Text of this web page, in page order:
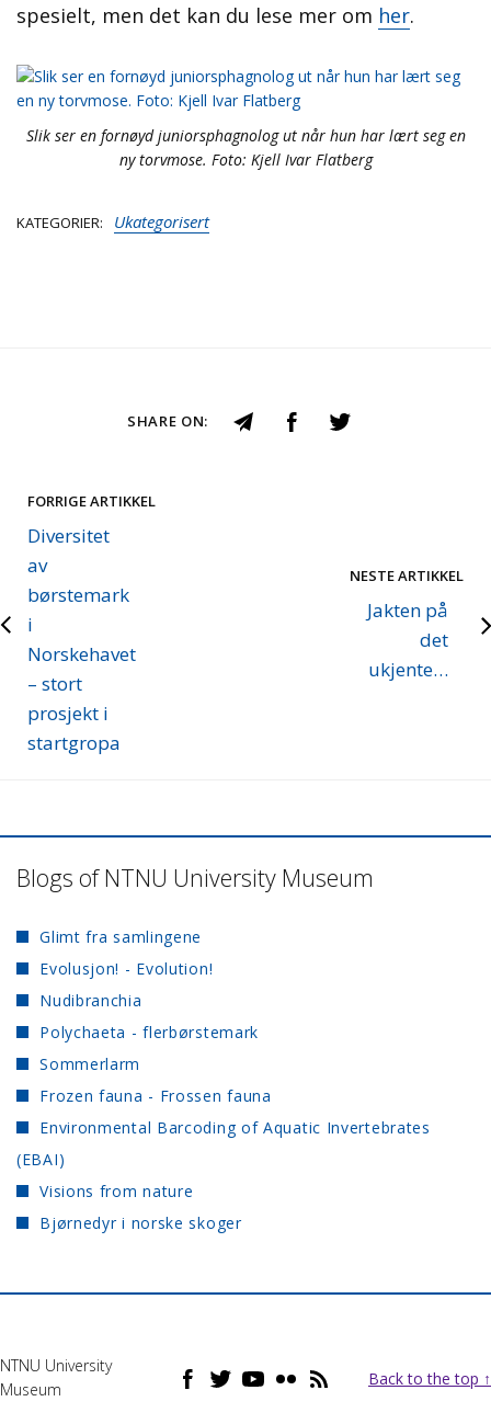
spesielt, men det kan du lese mer om her.
Slik ser en fornøyd juniorsphagnolog ut når hun har lært seg en
ny torvmose. Foto: Kjell Ivar Flatberg
KATEGORIER Ukategorisert
SHARE ON:
FORRIGE ARTIKKEL
Diversitet
av
børstemark
i
Norskehavet
– stort
prosjekt i
startgropa
NESTE ARTIKKEL
Jakten på
det
ukjente…
Blogs of NTNU University Museum
Glimt fra samlingene
Evolusjon! - Evolution!
Nudibranchia
Polychaeta - flerbørstemark
Sommerlarm
Frozen fauna - Frossen fauna
Environmental Barcoding of Aquatic Invertebrates
(EBAI)
Visions from nature
Bjørnedyr i norske skoger
NTNU University
Museum
Back to the top ↑